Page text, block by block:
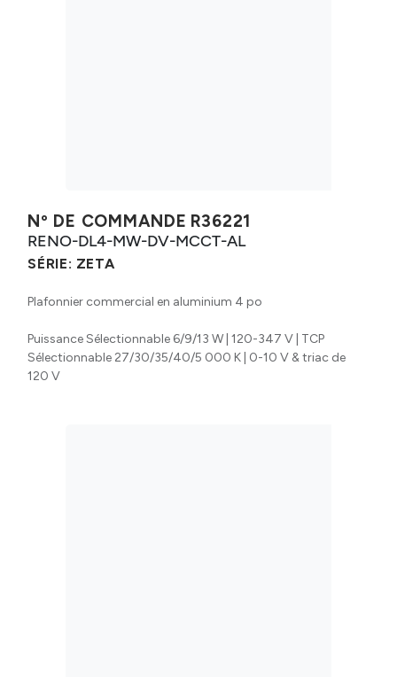
Nº DE COMMANDE R36221
RENO-DL4-MW-DV-MCCT-AL
SÉRIE: ZETA
Plafonnier commercial en aluminium 4 po
Puissance Sélectionnable 6/9/13 W | 120-347 V | TCP
Sélectionnable 27/30/35/40/5 000 K | 0-10 V & triac de
120 V